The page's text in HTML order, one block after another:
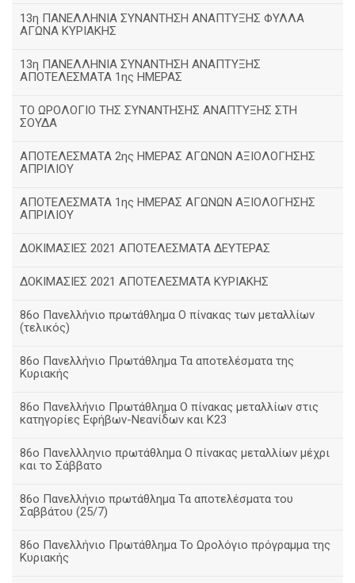
13η ΠΑΝΕΛΛΗΝΙΑ ΣΥΝΑΝΤΗΣΗ ΑΝΑΠΤΥΞΗΣ ΦΥΛΛΑ
ΑΓΩΝΑ ΚΥΡΙΑΚΗΣ
13η ΠΑΝΕΛΛΗΝΙΑ ΣΥΝΑΝΤΗΣΗ ΑΝΑΠΤΥΞΗΣ
ΑΠΟΤΕΛΕΣΜΑΤΑ 1ης ΗΜΕΡΑΣ
ΤΟ ΩΡΟΛΟΓΙΟ ΤΗΣ ΣΥΝΑΝΤΗΣΗΣ ΑΝΑΠΤΥΞΗΣ ΣΤΗ
ΣΟΥΔΑ
ΑΠΟΤΕΛΕΣΜΑΤΑ 2ης ΗΜΕΡΑΣ ΑΓΩΝΩΝ ΑΞΙΟΛΟΓΗΣΗΣ
ΑΠΡΙΛΙΟΥ
ΑΠΟΤΕΛΕΣΜΑΤΑ 1ης ΗΜΕΡΑΣ ΑΓΩΝΩΝ ΑΞΙΟΛΟΓΗΣΗΣ
ΑΠΡΙΛΙΟΥ
ΔΟΚΙΜΑΣΙΕΣ 2021 ΑΠΟΤΕΛΕΣΜΑΤΑ ΔΕΥΤΕΡΑΣ
ΔΟΚΙΜΑΣΙΕΣ 2021 ΑΠΟΤΕΛΕΣΜΑΤΑ ΚΥΡΙΑΚΗΣ
86ο Πανελλήνιο πρωτάθλημα Ο πίνακας των μεταλλίων
(τελικός)
86ο Πανελλήνιο Πρωτάθλημα Τα αποτελέσματα της
Κυριακής
86ο Πανελλήνιο Πρωτάθλημα Ο πίνακας μεταλλίων στις
κατηγορίες Εφήβων-Νεανίδων και Κ23
86ο Πανελλληνιο πρωτάθλημα Ο πίνακας μεταλλίων μέχρι
και το Σάββατο
86ο Πανελλήνιο πρωτάθλημα Τα αποτελέσματα του
Σαββάτου (25/7)
86o Πανελλήνιο Πρωτάθλημα Το Ωρολόγιο πρόγραμμα της
Κυριακής